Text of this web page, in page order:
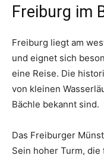
Freiburg im
Freiburg liegt am
und eignet sich
eine Reise. Die
von kleinen
Bächle bekannt sind.
Das Freiburger
Sein hoher Turm,